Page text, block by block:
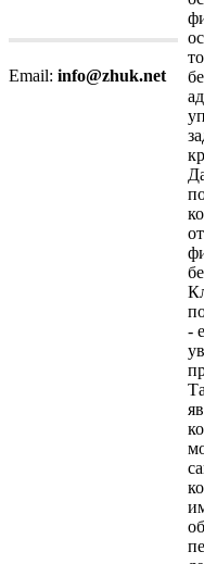
Email: info@zhuk.net
-